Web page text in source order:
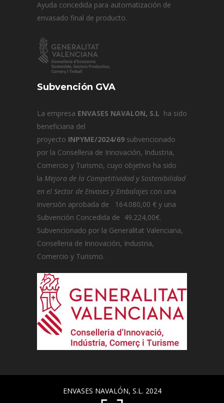
Ayuda concedida para automatización de
envasado final de producto.
Subvención GVA
La empresa ENVASES NAVALON, S.L ha sido
beneficiaria del
proyecto INPYME/2024/69 subvencionado
por la Conselleria de Innovación, Industria,
Comercio y Turismo, cuyo objetivo ha sido
la Mejora de la Competitividad y Sostenibilidad
en el Sector de Envases y Embalajes con una
inversión aprobada de 164.080,00 € y una
Subvención Concedida de 49.224,00€.
Subvencionado por la Generalitat Valenciana,
Conselleria de Innovación, Industria,
Comercio y Turismo.
ENVASES NAVALÓN, S.L. 2024